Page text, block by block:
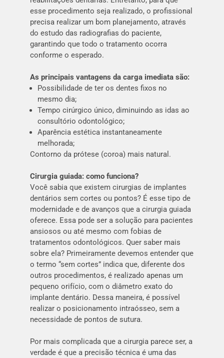
esse procedimento seja realizado, o profissional
precisa realizar um bom planejamento, através
do estudo das radiografias do paciente,
garantindo que todo o tratamento ocorra
conforme o esperado.
As principais vantagens da carga imediata são:
Possibilidade de ter os dentes fixos no
mesmo dia;
Tempo cirúrgico único, diminuindo as idas ao
consultório odontológico;
Aparência estética instantaneamente
melhorada;
Contorno da prótese (coroa) mais natural.
Cirurgia guiada: como funciona?
Você sabia que existem cirurgias de implantes
dentários sem cortes ou pontos? É esse tipo de
modernidade e de avanços que a cirurgia guiada
oferece. Essa pode ser a solução para pacientes
ansiosos ou até mesmo com fobias de
tratamentos odontológicos. Quer saber mais
sobre ela? Primeiramente devemos entender que
o termo “sem cortes” indica que, diferente dos
outros procedimentos, é realizado apenas um
pequeno orifício, com o diâmetro exato do
implante dentário. Dessa maneira, é possível
realizar o posicionamento intraósseo, sem a
necessidade de pontos de sutura.
Por mais complicada que a cirurgia parece ser, a
verdade é que a precisão técnica é uma das